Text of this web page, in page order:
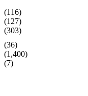
(116)
(127)
(303)
(36)
(1,400)
(7)